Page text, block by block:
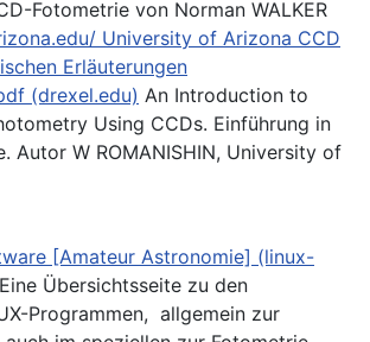
Fotometrie von Norman WALKER
University of Arizona CCD
Erläuterungen
(drexel.edu) An Introduction to
Using CCDs. Einführung in
Autor W ROMANISHIN, University of
[Amateur Astronomie] (linux-
Eine Übersichtsseite zu den
Programmen, allgemein zur